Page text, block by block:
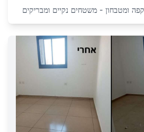
קפה ומטבחון - משטחים נקיים ומבריקים